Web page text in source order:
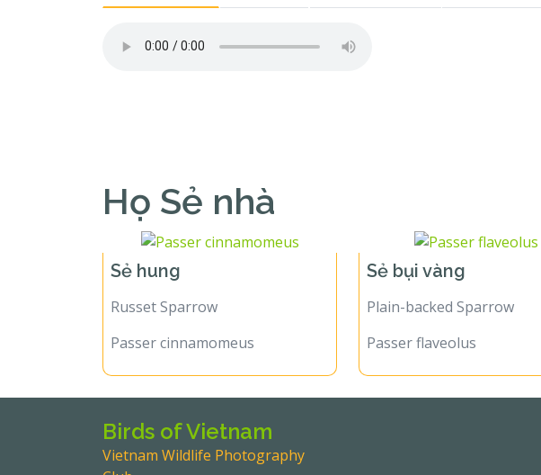
Họ Sẻ nhà
Sẻ hung
Russet Sparrow
Passer cinnamomeus
Sẻ bụi vàng
Plain-backed Sparrow
Passer flaveolus
Birds of Vietnam
Vietnam Wildlife Photography